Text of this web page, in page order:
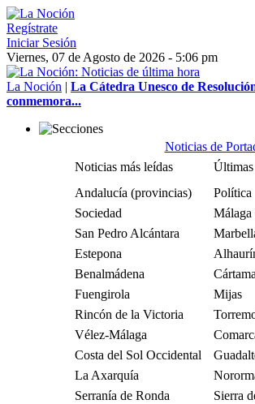
Regístrate
Iniciar Sesión
Viernes, 07 de Agosto de 2026 - 5:06 pm
La Noción | La Cátedra Unesco de
conmemora...
Noticias de
Noticias más leídas
Andalucía (provincias)
Política
Sociedad
Málaga
San Pedro Alcántara
Estepona
Benalmádena
Cártama
Fuengirola
Mijas
Rincón de la Victoria
Vélez-Málaga
Costa del Sol Occidental
La Axarquía
Serranía de Ronda
Sierra